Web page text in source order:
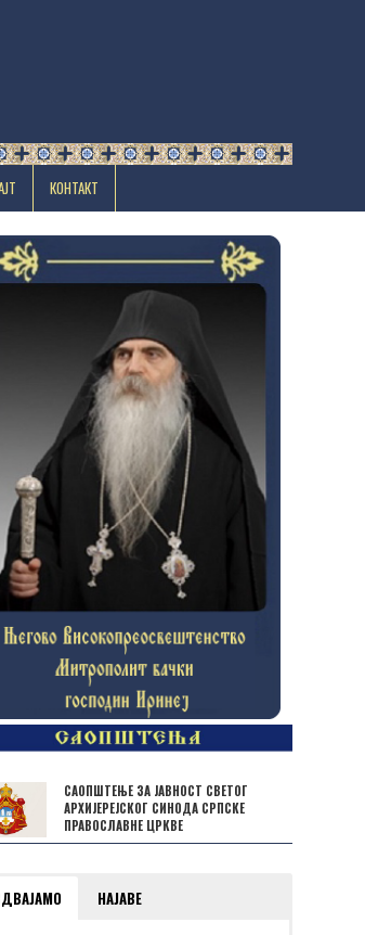
КОНТАКТ
САОПШТЕЊЕ ЗА ЈАВНОСТ СВЕТОГ
АРХИЈЕРЕЈСКОГ СИНОДА СРПСКЕ
ПРАВОСЛАВНЕ ЦРКВЕ
НАЈАВЕ